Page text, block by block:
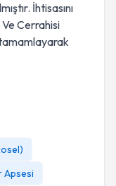
İhtisasını
Cerrahisi
Apsesi